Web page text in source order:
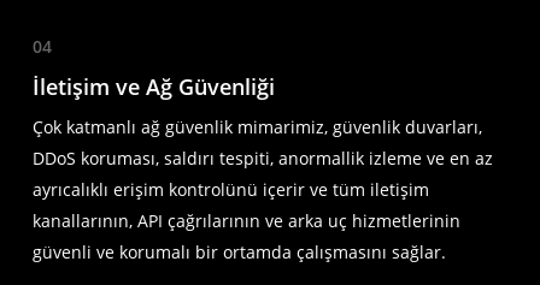
04
İletişim ve Ağ Güvenliği
Çok katmanlı ağ güvenlik mimarimiz, güvenlik duvarları,
DDoS koruması, saldırı tespiti, anormallik izleme ve en az
ayrıcalıklı erişim kontrolünü içerir ve tüm iletişim
kanallarının, API çağrılarının ve arka uç hizmetlerinin
güvenli ve korumalı bir ortamda çalışmasını sağlar.